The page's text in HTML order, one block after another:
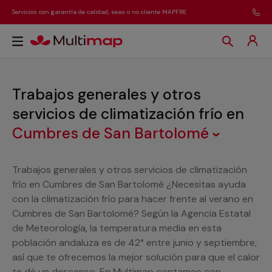
Servicios con garantía de calidad, seas o no cliente MAPFRE
Trabajos generales y otros
servicios de climatización frío en
Cumbres de San Bartolomé
Trabajos generales y otros servicios de climatización
frío en Cumbres de San Bartolomé ¿Necesitas ayuda
con la climatización frío para hacer frente al verano en
Cumbres de San Bartolomé? Según la Agencia Estatal
de Meteorología, la temperatura media en esta
población andaluza es de 42° entre junio y septiembre,
así que te ofrecemos la mejor solución para que el calor